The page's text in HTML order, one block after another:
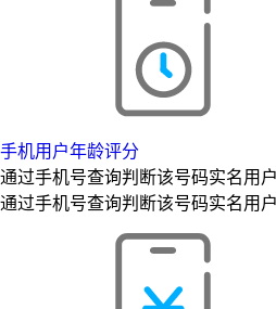
手机用户年龄评分
通过手机号查询判断该号码实名用
通过手机号查询判断该号码实名用